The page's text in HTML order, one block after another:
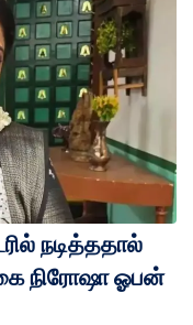
நடித்ததால்
நிரோஷா ஓபன்